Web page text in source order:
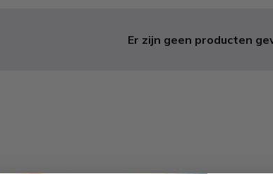
Er zijn geen producten